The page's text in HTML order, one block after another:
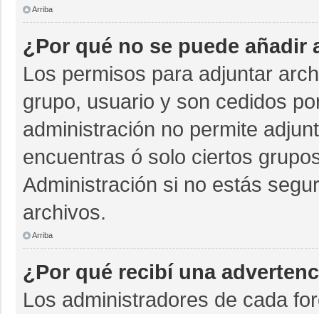
Arriba
¿Por qué no se puede
Los permisos para adjuntar
grupo, usuario y son cedidos
administración no permite
encuentras ó solo ciertos
Administración si no estás
archivos.
Arriba
¿Por qué recibí una
Los administradores de cada